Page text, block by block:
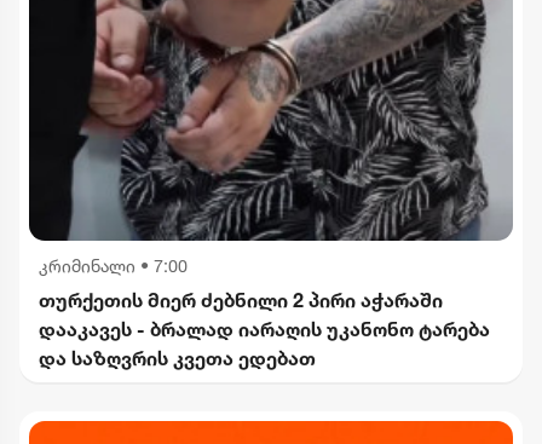
კრიმინალი • 7:00
თურქეთის მიერ ძებნილი 2 პირი აჭარაში
დააკავეს - ბრალად იარაღის უკანონო ტარება
და საზღვრის კვეთა ედებათ